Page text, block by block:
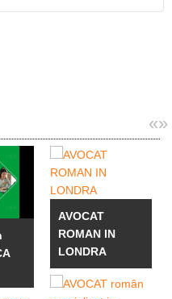
«»
AVOCAT
ROMAN IN
LONDRA